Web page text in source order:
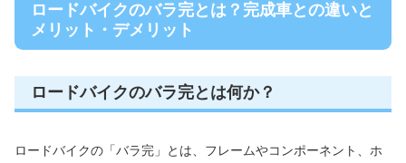
ロードバイクのバラ完とは？完成車との違いと
メリット・デメリット
ロードバイクのバラ完とは何か？
ロードバイクの「バラ完」とは、フレームやコンポーネント、ホ